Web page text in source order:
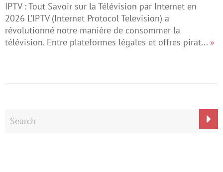
IPTV : Tout Savoir sur la Télévision par Internet en
2026 L’IPTV (Internet Protocol Television) a
révolutionné notre manière de consommer la
télévision. Entre plateformes légales et offres pirat... »